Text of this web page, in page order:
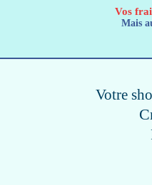
Vos
Mais
Votre